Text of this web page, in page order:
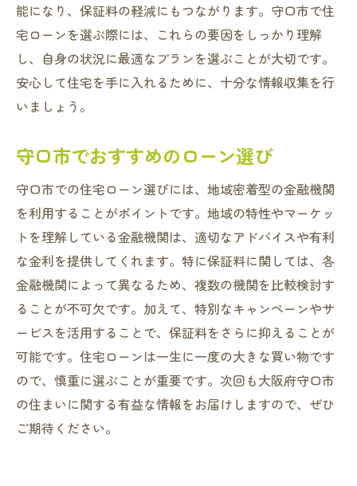
能になり、保証料の軽減にもつながります。守口市で住
宅ローンを選ぶ際には、これらの要因をしっかり理解
し、自身の状況に最適なプランを選ぶことが大切です。
安心して住宅を手に入れるために、十分な情報収集を行
いましょう。
守口市でおすすめのローン選び
守口市での住宅ローン選びには、地域密着型の金融機関
を利用することがポイントです。地域の特性やマーケッ
トを理解している金融機関は、適切なアドバイスや有利
な金利を提供してくれます。特に保証料に関しては、各
金融機関によって異なるため、複数の機関を比較検討す
ることが不可欠です。加えて、特別なキャンペーンやサ
ービスを活用することで、保証料をさらに抑えることが
可能です。住宅ローンは一生に一度の大きな買い物です
ので、慎重に選ぶことが重要です。次回も大阪府守口市
の住まいに関する有益な情報をお届けしますので、ぜひ
ご期待ください。